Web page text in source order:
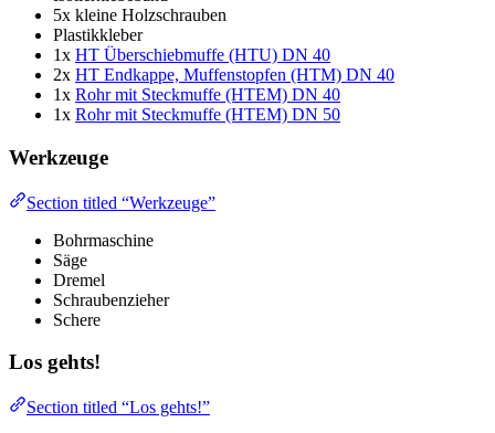
5x kleine Holzschrauben
Plastikkleber
1x HT Überschiebmuffe (HTU) DN 40
2x HT Endkappe, Muffenstopfen (HTM) DN 40
1x Rohr mit Steckmuffe (HTEM) DN 40
1x Rohr mit Steckmuffe (HTEM) DN 50
Werkzeuge
Section titled “Werkzeuge”
Bohrmaschine
Säge
Dremel
Schraubenzieher
Schere
Los gehts!
Section titled “Los gehts!”